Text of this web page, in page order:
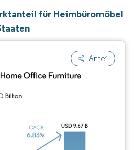
für Heimbüromöbel
Anteil